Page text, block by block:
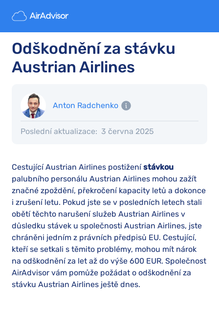
Odškodnění za stávku
Austrian Airlines
Anton Radchenko
Poslední aktualizace: 3 června 2025
Cestující Austrian Airlines postiženístávkou
palubního personálu Austrian Airlines mohou zažít
značné zpoždění, překročení kapacity letů a dokonce
i zrušení letu. Pokud jste se v posledních letech stali
obětí těchto narušení služeb Austrian Airlines v
důsledku stávek u společnosti Austrian Airlines, jste
chráněni jedním z právních předpisů EU. Cestující,
kteří se setkali s těmito problémy, mohou mít nárok
na odškodnění za let až do výše 600 EUR. Společnost
AirAdvisor vám pomůže požádat o odškodnění za
stávku Austrian Airlines ještě dnes.